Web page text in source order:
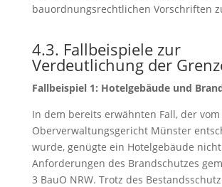
bauordnungsrechtlichen Vorschriften
4.3. Fallbeispiele zur
Verdeutlichung der
Fallbeispiel 1: Hotelgebäude und
In dem bereits erwähnten Fall, der vom
Oberverwaltungsgericht Münster
wurde, genügte ein Hotelgebäude
Anforderungen des Brandschutzes
3 BauO NRW. Trotz des